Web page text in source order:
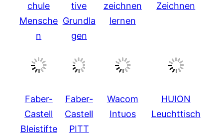
chule
Mensche
n
tive
Grundla
gen
zeichnen
lernen
Zeichnen
Faber-
Castell
Bleistifte
Faber-
Castell
PITT
Wacom
Intuos
HUION
Leuchttisch